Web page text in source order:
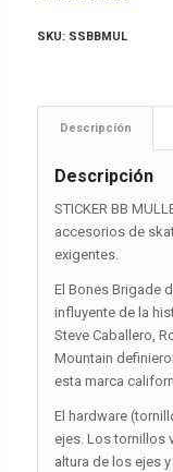
SKU: SSBBMUL
Descripción
Descripción
STICKER BB
accesorios de
exigentes.
El Bones Brigade
influyente de la
Steve Caballero,
Mountain
esta marca
El hardware
ejes. Los tornillos
altura de los ejes